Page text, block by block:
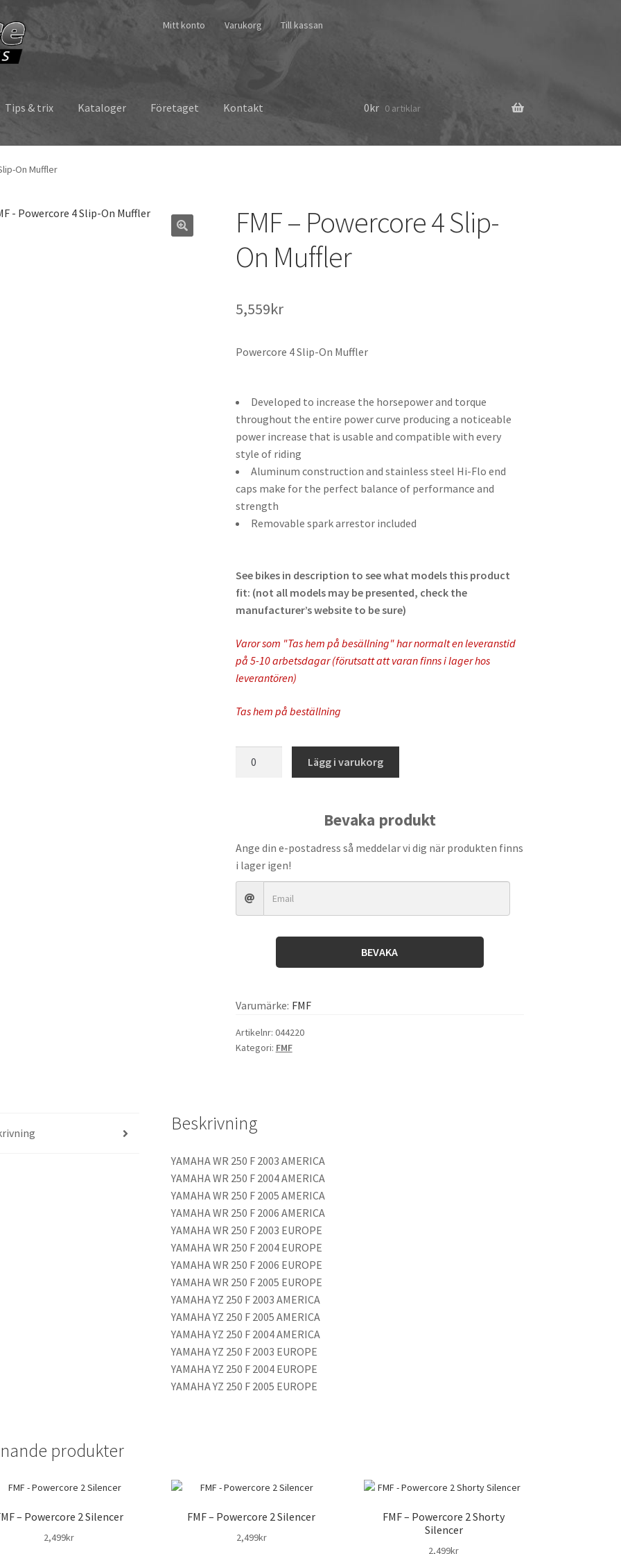
Mitt konto Varukorg Till kassan
Tips & trix Kataloger Företaget Kontakt 0kr 0 artiklar
On Muffler
FMF – Powercore 4 Slip-
On Muffler
5,559kr
Powercore 4 Slip-On Muffler
Developed to increase the horsepower and torque
throughout the entire power curve producing a noticeable
power increase that is usable and compatible with every
style of riding
Aluminum construction and stainless steel Hi-Flo end
caps make for the perfect balance of performance and
strength
Removable spark arrestor included
See bikes in description to see what models this product
fit: (not all models may be presented, check the
manufacturer’s website to be sure)
Varor som "Tas hem på besällning" har normalt en leveranstid
på 5-10 arbetsdagar (förutsatt att varan finns i lager hos
leverantören)
Tas hem på beställning
On
Muffler
mängd
Lägg i varukorg
Bevaka produkt
Ange din e-postadress så meddelar vi dig när produkten finns
i lager igen!
BEVAKA
Varumärke: FMF
Artikelnr: 044220
Kategori: FMF
Beskrivning
YAMAHA WR 250 F 2003 AMERICA
YAMAHA WR 250 F 2004 AMERICA
YAMAHA WR 250 F 2005 AMERICA
YAMAHA WR 250 F 2006 AMERICA
YAMAHA WR 250 F 2003 EUROPE
YAMAHA WR 250 F 2004 EUROPE
YAMAHA WR 250 F 2006 EUROPE
YAMAHA WR 250 F 2005 EUROPE
YAMAHA YZ 250 F 2003 AMERICA
YAMAHA YZ 250 F 2005 AMERICA
YAMAHA YZ 250 F 2004 AMERICA
YAMAHA YZ 250 F 2003 EUROPE
YAMAHA YZ 250 F 2004 EUROPE
YAMAHA YZ 250 F 2005 EUROPE
produkter
– Powercore 2 Silencer
2,499kr
FMF – Powercore 2 Silencer
2,499kr
FMF – Powercore 2 Shorty
Silencer
2,499kr